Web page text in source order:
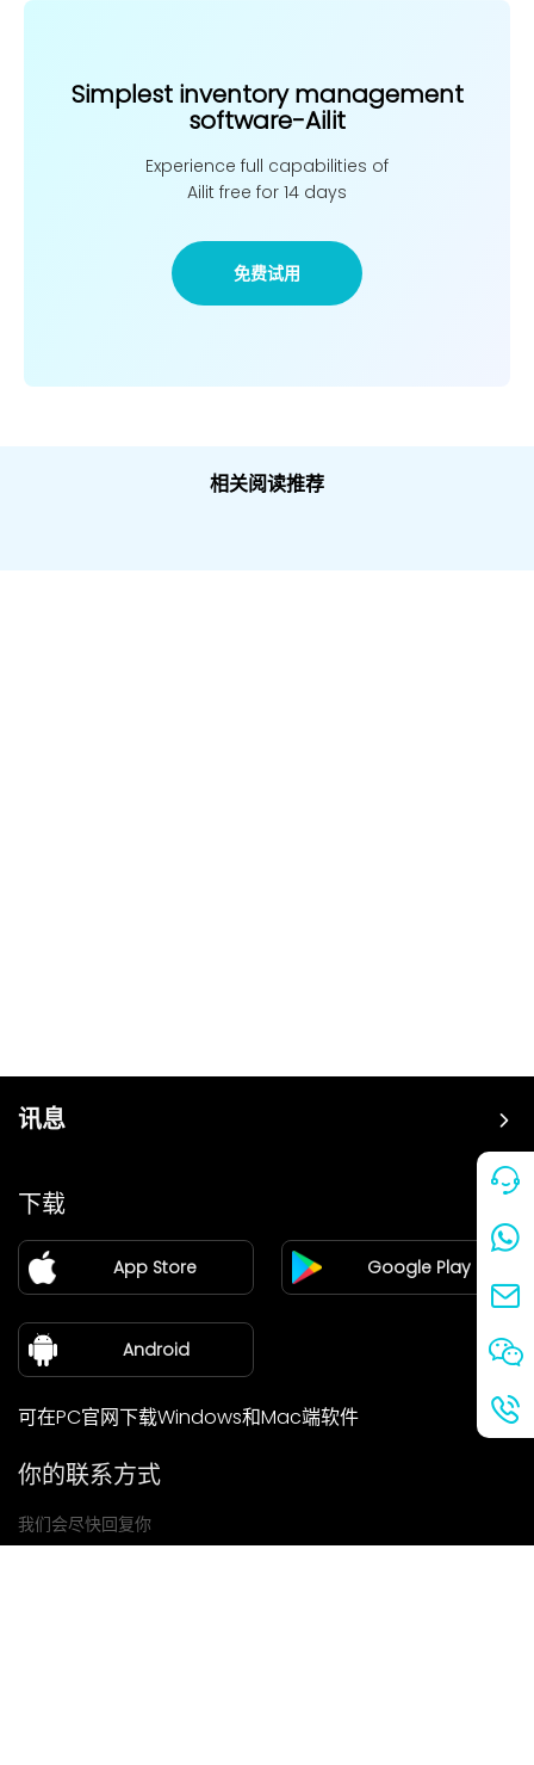
Simplest inventory management
software-Ailit
Experience full capabilities of
Ailit free for 14 days
免费试用
相关阅读推荐
讯息
价格
加盟
新闻中心
关于我们
下载
App Store Google Play
Android
可在PC官网下载Windows和Mac端软件
你的联系方式
我们会尽快回复你